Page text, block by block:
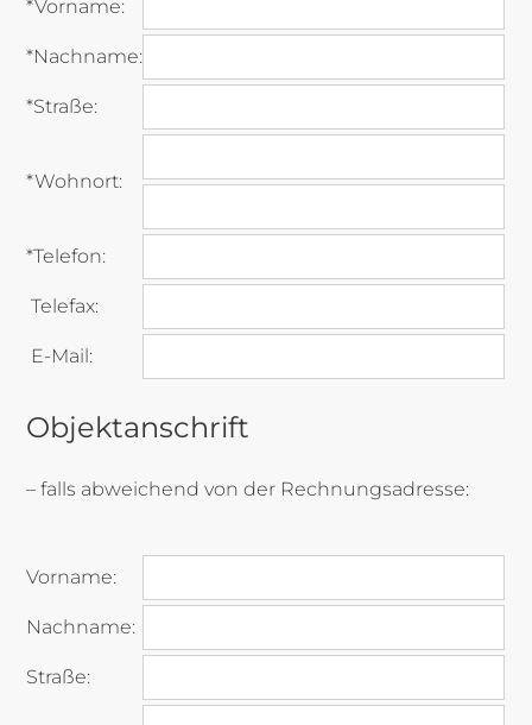
*Vorname:
*Nachname:
*Straße:
*Wohnort:
*Telefon:
Telefax:
E-Mail:
Objektanschrift
– falls abweichend von der Rechnungsadresse:
Vorname:
Nachname:
Straße: